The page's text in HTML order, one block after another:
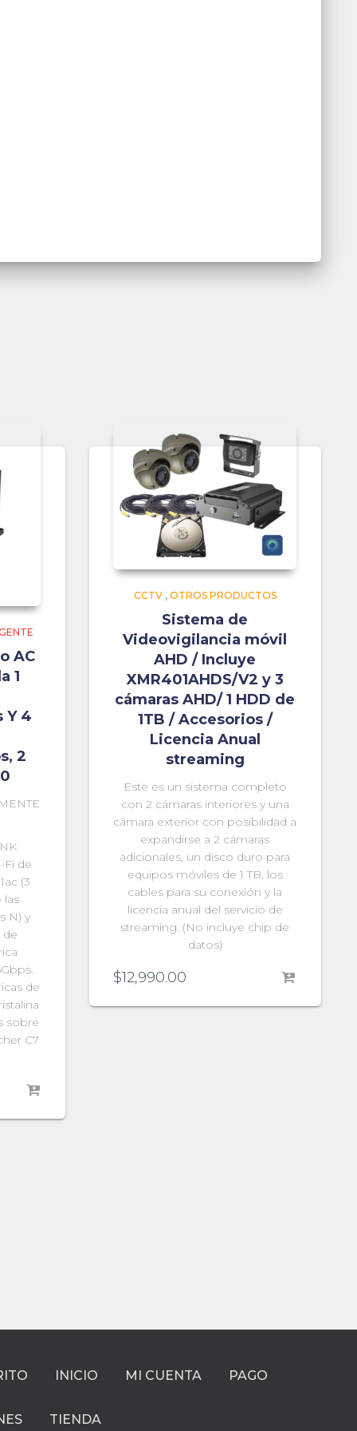
AC
1
Y 4
2
Fi de
(3
las
N) y
de
de
sobre
C7
CCTV, OTROS PRODUCTOS
Sistema de
Videovigilancia móvil
AHD / Incluye
XMR401AHDS/V2 y 3
cámaras AHD/ 1 HDD de
1TB / Accesorios /
Licencia Anual
streaming
Este es un sistema completo
con 2 cámaras interiores y una
cámara exterior con posibilidad a
expandirse a 2 cámaras
adicionales, un disco duro para
equipos móviles de 1 TB, los
cables para su conexión y la
licencia anual del servicio de
streaming. (No incluye chip de
datos)
$12,990.00
INICIO MI CUENTA PAGO
TIENDA